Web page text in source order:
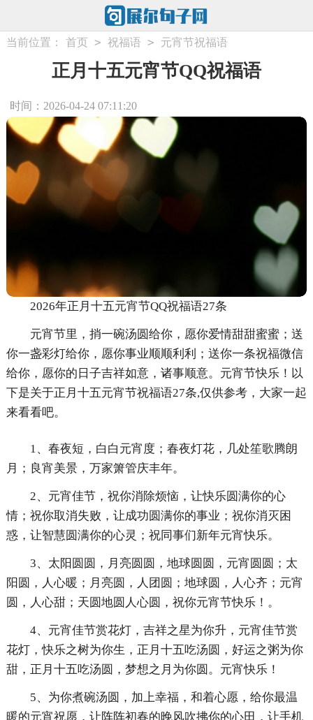
当前位置： 首页 > 祝福语 > 元宵节祝福语
正月十五元宵节QQ祝福语
时间：2026-04-24 07:11:20
2026年正月十五元宵节QQ祝福语27条
元宵节里，捎一碗汤圆给你，愿你爱情甜甜蜜蜜；送
你一盏彩灯给你，愿你事业顺顺利利；送你一条祝福微信
给你，愿你的日子吉祥如意，诸事顺意。元宵节快乐！以
下是关于正月十五元宵节祝福语27条,仅供参考，大家一起
来看看吧。
1、春夜短，白白元宵度；春夜灯花，几处笙歌腾朗
月；良宵美景，万家箫管庆丰年。
2、元宵佳节，祝你消除烦恼，让快乐圆满你的心
情；祝你取消失败，让成功圆满你的事业；祝你消灭困
惑，让智慧圆满你的心灵；祝同事们新年元宵快乐。
3、太阳圆圆，月亮圆圆，地球圆圆，元宵圆圆；太
阳圆，人心暖；月亮圆，人团圆；地球圆，人心齐；元宵
圆，人心甜；天圆地圆人心圆，祝你元宵节快乐！。
4、元宵佳节赏花灯，吉祥之星为你升，元宵佳节赏
花灯，快乐之树为你生，正月十五吃汤圆，好运之粥为你
甜，正月十五吃汤圆，梦想之月为你圆。元宵快乐！
5、为你煮碗汤圆，加上幸福，和着心愿，给你最温
暖的元宵祝愿，让阵阵初春的晚风吹拂你的心田，让手机